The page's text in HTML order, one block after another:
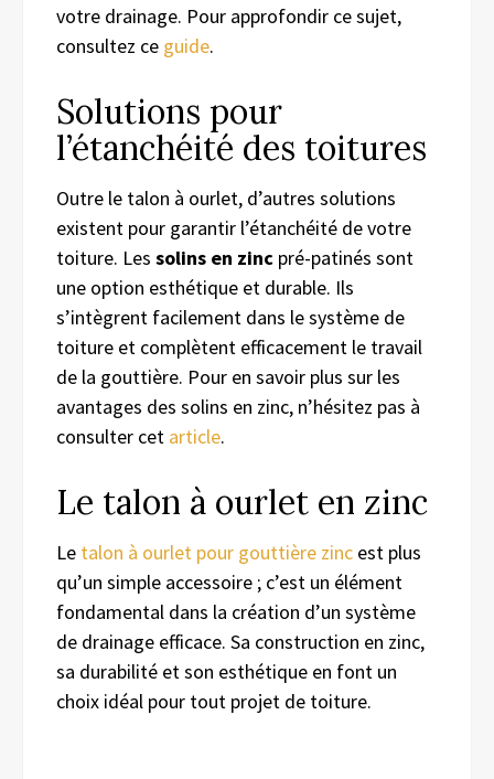
votre drainage. Pour approfondir ce sujet,
consultez ce guide.
Solutions pour
l’étanchéité des toitures
Outre le talon à ourlet, d’autres solutions
existent pour garantir l’étanchéité de votre
toiture. Les solins en zinc pré-patinés sont
une option esthétique et durable. Ils
s’intègrent facilement dans le système de
toiture et complètent efficacement le travail
de la gouttière. Pour en savoir plus sur les
avantages des solins en zinc, n’hésitez pas à
consulter cet article.
Le talon à ourlet en zinc
Le talon à ourlet pour gouttière zinc est plus
qu’un simple accessoire ; c’est un élément
fondamental dans la création d’un système
de drainage efficace. Sa construction en zinc,
sa durabilité et son esthétique en font un
choix idéal pour tout projet de toiture.